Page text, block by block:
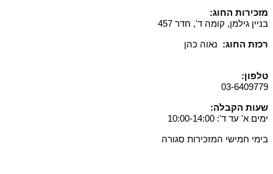
מזכירות החוג:
בניין גילמן, קומה ד', חדר 457
רכזת החוג: נאוה כהן
טלפון:
03-6409779
שעות הקבלה:
ימים א' עד ד': 10:00-14:00
בימי חמישי המזכירות סגורה